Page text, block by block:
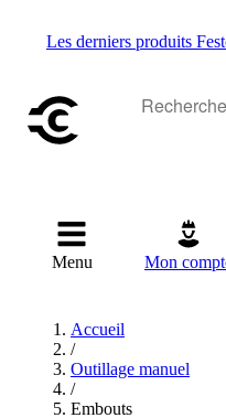
Les derniers produits
Menu Mon
Accueil
/
Outillage manuel
/
Embouts